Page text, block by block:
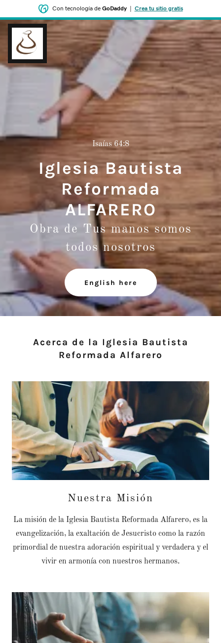
Con tecnología de GoDaddy| Crea tu sitio gratis
Isaías 64:8
Iglesia Bautista
Reformada
ALFARERO
Obra de Tus manos somos
todos nosotros
English here
Acerca de la Iglesia Bautista
Reformada Alfarero
Nuestra Misión
La misión de la Iglesia Bautista Reformada Alfarero, es la
evangelización, la exaltación de Jesucristo como la razón
primordial de nuestra adoración espiritual y verdadera y el
vivir en armonía con nuestros hermanos.